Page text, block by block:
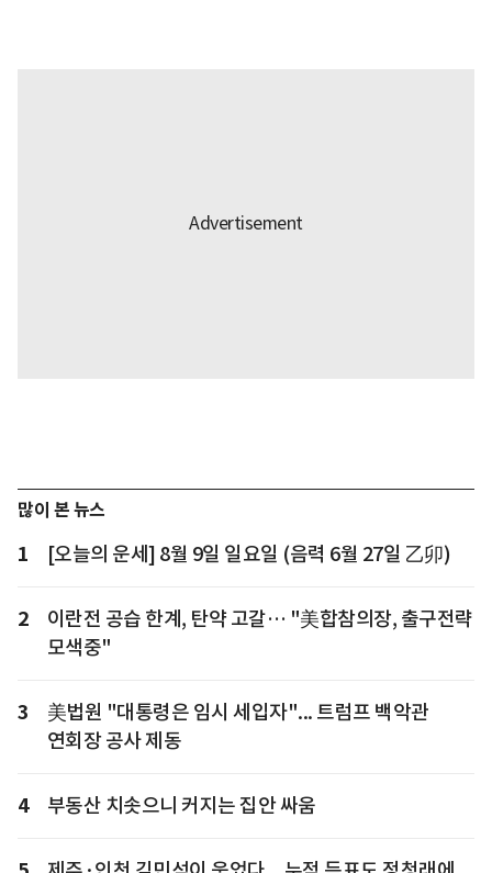
많이 본 뉴스
1 [오늘의 운세] 8월 9일 일요일 (음력 6월 27일 乙卯)
2
이란전 공습 한계, 탄약 고갈… "美합참의장, 출구전략
모색중"
3
美법원 "대통령은 임시 세입자"... 트럼프 백악관
연회장 공사 제동
4 부동산 치솟으니 커지는 집안 싸움